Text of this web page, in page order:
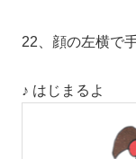
22、顔の左横で
♪ はじまるよ